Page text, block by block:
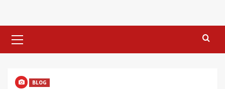
Menu
BLOG